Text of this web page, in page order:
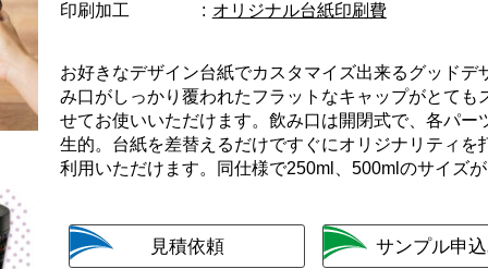
印刷加工
オリジナル台紙印刷費
お好きなデザイン台紙でカスタマイズ出来るグッド
み口がしっかり覆われたフラットなキャップがとて
せてお使いいただけます。飲み口は開閉式で、各パ
生的。台紙を差替えるだけですぐにオリジナリティ
利用いただけます。同仕様で250ml、500mlのサイズ